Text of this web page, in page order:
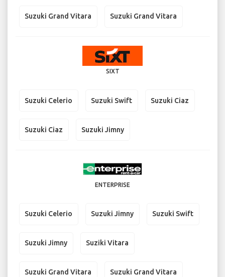
Suzuki Grand Vitara Suzuki Grand Vitara
SIXT
Suzuki Celerio Suzuki Swift Suzuki Ciaz
Suzuki Ciaz Suzuki Jimny
ENTERPRISE
Suzuki Celerio Suzuki Jimny Suzuki Swift
Suzuki Jimny Suziki Vitara
Suzuki Grand Vitara Suzuki Grand Vitara